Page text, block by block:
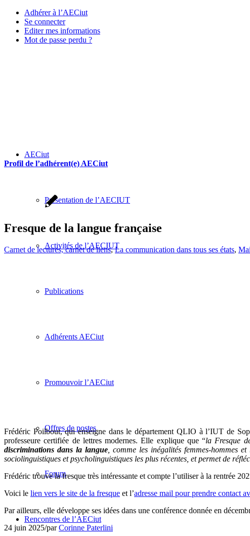
Adhérer à l’AECiut
Se connecter
Editer mes informations
Mot de passe perdu ?
AECiut
Présentation de l’AECIUT
Activités de l’AECIUT
Publications
Adhérents AECiut
Promouvoir l’AECiut
Offres de postes
Forum
Rencontres de l’AECiut
Profil de l’adhérent(e) AECiut
Fresque de la langue française
Carnet de lectures, carnet de liens,La communication dans tous ses états,
Frédéric Poilbout, qui enseigne dans le département QLIO à l’IUT de
professeure certifiée de lettres modernes. Elle explique que “la Fresque
discriminations dans la langue, comme les inégalités femmes-hommes
sociolinguistiques et psycholinguistiques les plus récentes, et permet de
Frédéric trouve la fresque très intéressante et compte l’utiliser à la rentrée
Voici le lien vers le site de la fresque et l’adresse mail pour prendre contact
Par ailleurs, elle développe ses idées dans une conférence donnée en
24 juin 2025/parCorinne Paterlini